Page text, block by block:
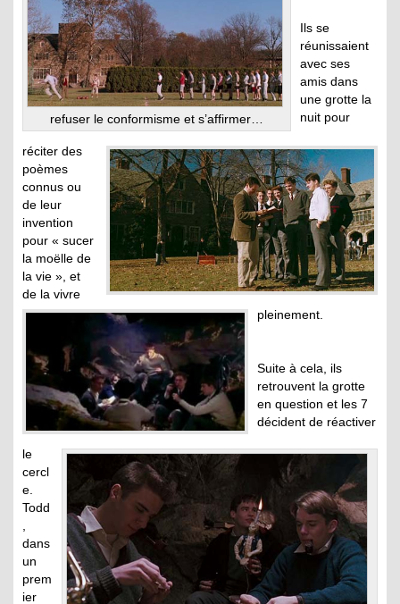
refuser le conformisme et s’affirmer…
Ils se
réunissaient
avec ses
amis dans
une grotte la
nuit pour
réciter des
poèmes
connus ou
de leur
invention
pour « sucer
la moëlle de
la vie », et
de la vivre
pleinement.
Suite à cela, ils
retrouvent la grotte
en question et les 7
décident de réactiver
le
cercl
e.
Todd
dans
un
prem
ier